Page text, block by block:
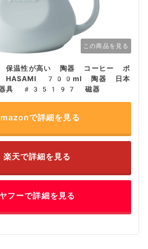
この商品を見る
温性が高い 陶器 コーヒー ポ
HASAMI 700ml 陶器 日本
器具 #35197 磁器
で詳細を見る
楽天で詳細を見る
ヤフーで詳細を見る